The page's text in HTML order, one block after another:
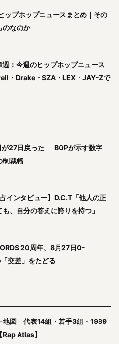
ップホップニュースまとめ｜その
のなのか
：今週のヒップホップニュース
・Drake・SZA・LEX・JAY-Zで
27日戻った──BOPが示す数字
制裁幅
インタビュー】D.C.T「他人の正
、自分の答えに誇りを持つ」
20周年、8月27日O-
交差」をたどる
地図｜代表14組・若手3組・1989
Atlas】